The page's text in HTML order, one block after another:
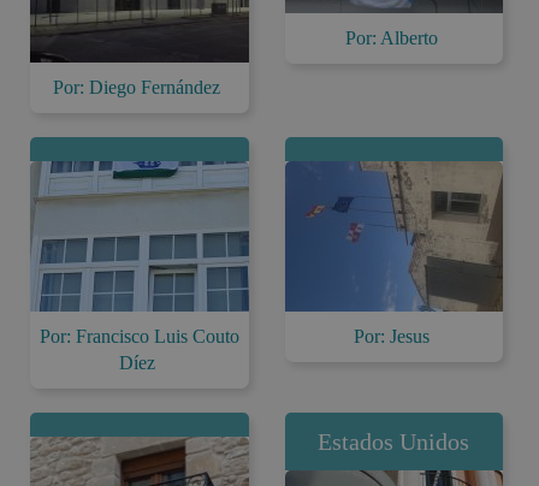
Por: Diego Fernández
Por: Alberto
Por: Francisco Luis Couto
Díez
Por: Jesus
Estados Unidos